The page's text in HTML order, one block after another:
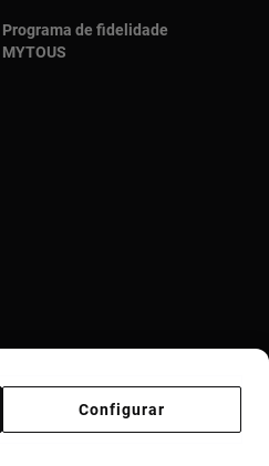
Programa de fidelidade
MYTOUS
Configurar